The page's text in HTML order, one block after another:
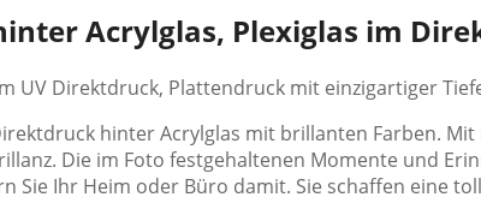
Acrylglas, Plexiglas im
UV Direktdruck, Plattendruck mit einzigartiger
hinter Acrylglas mit brillanten Farben.
Die im Foto festgehaltenen Momente und
Sie Ihr Heim oder Büro damit. Sie schaffen eine